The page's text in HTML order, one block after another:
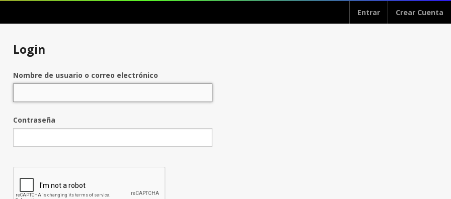
Entrar Crear Cuenta
Login
Nombre de usuario o correo electrónico
Contraseña